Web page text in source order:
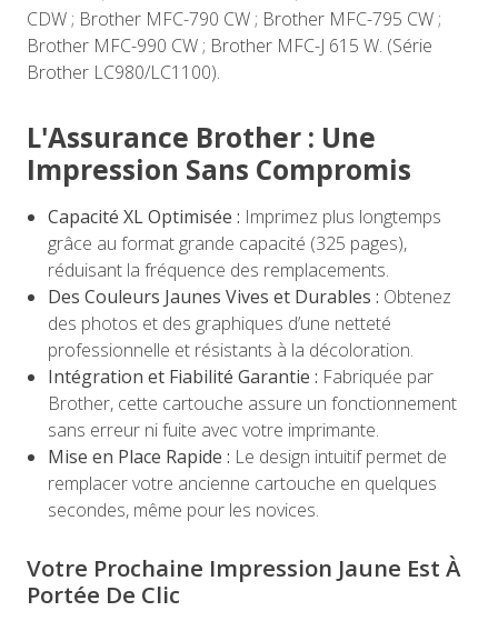
CDW ; Brother MFC-790 CW ; Brother MFC-795 CW ;
Brother MFC-990 CW ; Brother MFC-J 615 W. (Série
Brother LC980/LC1100).
L'Assurance Brother : Une
Impression Sans Compromis
Capacité XL Optimisée : Imprimez plus longtemps
grâce au format grande capacité (325 pages),
réduisant la fréquence des remplacements.
Des Couleurs Jaunes Vives et Durables : Obtenez
des photos et des graphiques d’une netteté
professionnelle et résistants à la décoloration.
Intégration et Fiabilité Garantie : Fabriquée par
Brother, cette cartouche assure un fonctionnement
sans erreur ni fuite avec votre imprimante.
Mise en Place Rapide : Le design intuitif permet de
remplacer votre ancienne cartouche en quelques
secondes, même pour les novices.
Votre Prochaine Impression Jaune Est À
Portée De Clic